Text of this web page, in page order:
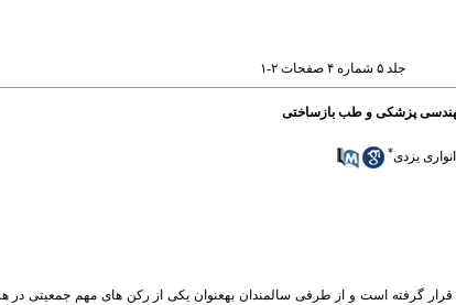
جلد ۵ شماره ۴ صفحات ۲-۱
پزشکی و طب بازساختی
یزدی*
گرفته است و از طرفی سالمندان به­عنوان یکی از رکن های مهم جمعیتی در